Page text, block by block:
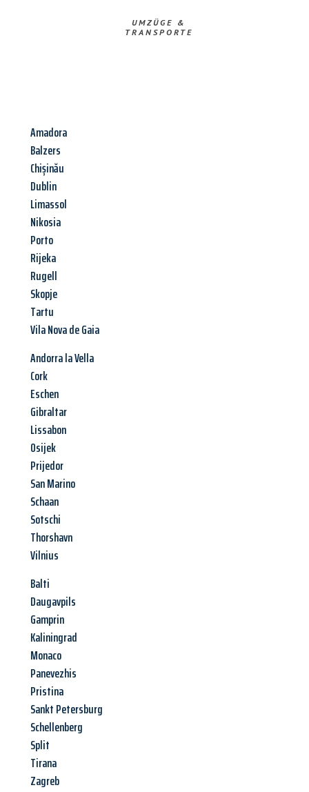
UMZÜGE &
TRANSPORTE
Amadora
Balzers
Chișinău
Dublin
Limassol
Nikosia
Porto
Rijeka
Rugell
Skopje
Tartu
Vila Nova de Gaia
Andorra la Vella
Cork
Eschen
Gibraltar
Lissabon
Osijek
Prijedor
San Marino
Schaan
Sotschi
Thorshavn
Vilnius
Balti
Daugavpils
Gamprin
Kaliningrad
Monaco
Panevezhis
Pristina
Sankt Petersburg
Schellenberg
Split
Tirana
Zagreb